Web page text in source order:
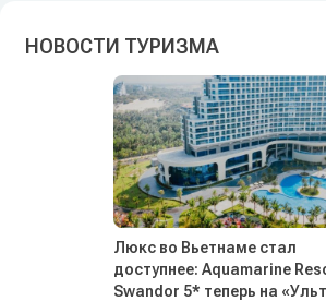
НОВОСТИ ТУРИЗМА
Люкс во Вьетнаме стал
доступнее: Aquamarine
Swandor 5* теперь на